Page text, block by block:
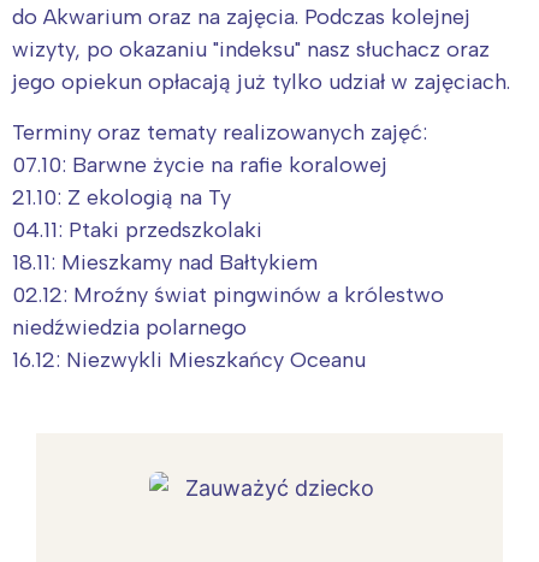
do Akwarium oraz na zajęcia. Podczas kolejnej
wizyty, po okazaniu "indeksu" nasz słuchacz oraz
jego opiekun opłacają już tylko udział w zajęciach.
Terminy oraz tematy realizowanych zajęć:
07.10: Barwne życie na rafie koralowej
21.10: Z ekologią na Ty
04.11: Ptaki przedszkolaki
18.11: Mieszkamy nad Bałtykiem
02.12: Mroźny świat pingwinów a królestwo
niedźwiedzia polarnego
16.12: Niezwykli Mieszkańcy Oceanu